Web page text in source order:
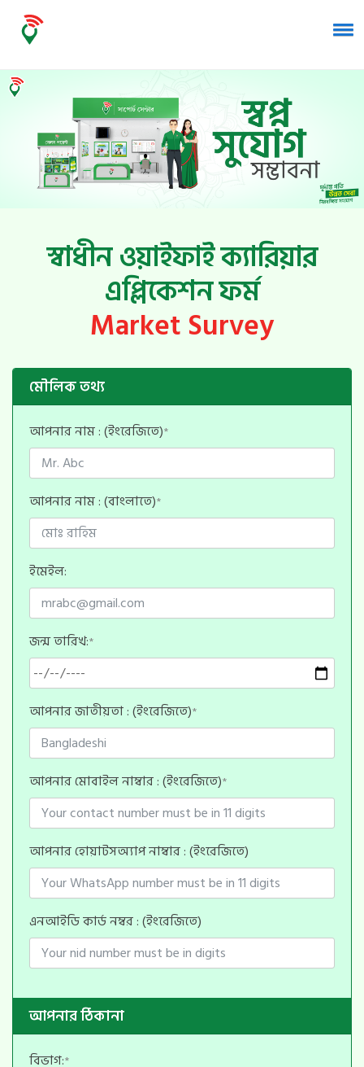
স্বাধীন ওয়াইফাই ক্যারিয়ার
এপ্লিকেশন ফর্ম
Market Survey
মৌলিক তথ্য
আপনার নাম : (ইংরেজিতে)*
আপনার নাম : (বাংলাতে)*
ইমেইল:
জন্ম তারিখ:*
আপনার জাতীয়তা : (ইংরেজিতে)*
আপনার মোবাইল নাম্বার : (ইংরেজিতে)*
আপনার হোয়াটসঅ্যাপ নাম্বার : (ইংরেজিতে)
এনআইডি কার্ড নম্বর : (ইংরেজিতে)
আপনার ঠিকানা
বিভাগ:*